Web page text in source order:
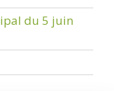
du 5 juin